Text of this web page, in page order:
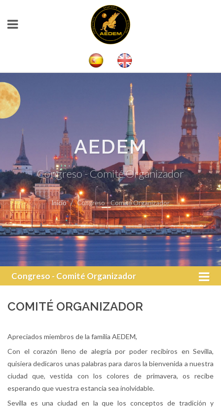
AEDEM
Congreso - Comité Organizador
Inicio Congreso - Comité Organizador
Congreso - Comité Organizador
COMITÉ ORGANIZADOR
Apreciados miembros de la familia AEDEM,
Con el corazón lleno de alegría por poder recibiros en Sevilla,
quisiera dedicaros unas palabras para daros la bienvenida a nuestra
ciudad que, vestida con los colores de primavera, os recibe
esperando que vuestra estancia sea inolvidable.
Sevilla es una ciudad en la que los conceptos de tradición y